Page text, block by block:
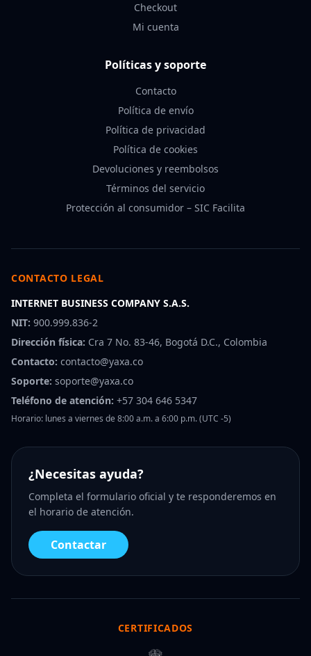
Checkout
Mi cuenta
Políticas y soporte
Contacto
Política de envío
Política de privacidad
Política de cookies
Devoluciones y reembolsos
Términos del servicio
Protección al consumidor – SIC Facilita
CONTACTO LEGAL
INTERNET BUSINESS COMPANY S.A.S.
NIT: 900.999.836-2
Dirección física: Cra 7 No. 83-46, Bogotá D.C., Colombia
Contacto: contacto@yaxa.co
Soporte: soporte@yaxa.co
Teléfono de atención: +57 304 646 5347
Horario: lunes a viernes de 8:00 a.m. a 6:00 p.m. (UTC -5)
¿Necesitas ayuda?
Completa el formulario oficial y te responderemos en
el horario de atención.
Contactar
CERTIFICADOS